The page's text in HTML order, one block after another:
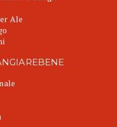
Ale